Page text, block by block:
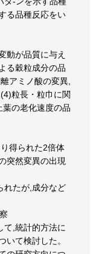
る品種反応をい
動が品質に与え
る穀粒成分の品
アミノ酸の変異,
粒長・粒巾に関
の老化速度の品
得られた2倍体
突然変異の出現
れたが,成分など
て,統計的方法に
いて検討した。